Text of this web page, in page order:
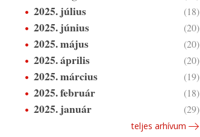
2025. július (18)
2025. június (20)
2025. május (20)
2025. április (20)
2025. március (19)
2025. február (18)
2025. január (29)
teljes arhívum